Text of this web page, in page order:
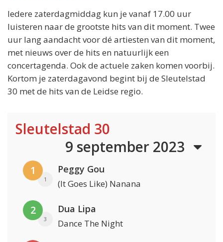
Iedere zaterdagmiddag kun je vanaf 17.00 uur
luisteren naar de grootste hits van dit moment. Twee
uur lang aandacht voor dé artiesten van dit moment,
met nieuws over de hits en natuurlijk een
concertagenda. Ook de actuele zaken komen voorbij.
Kortom je zaterdagavond begint bij de Sleutelstad
30 met de hits van de Leidse regio.
Sleutelstad 30
9 september 2023
1
1
Peggy Gou
(It Goes Like) Nanana
2
3
Dua Lipa
Dance The Night